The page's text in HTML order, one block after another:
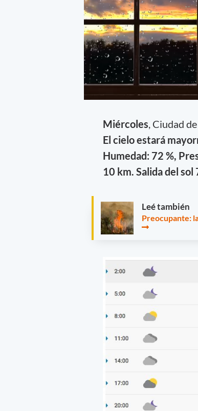
Miércoles , Ciudad
El cielo estará
Humedad: 72 %,
10 km. Salida del
Leé también
Preocupante: